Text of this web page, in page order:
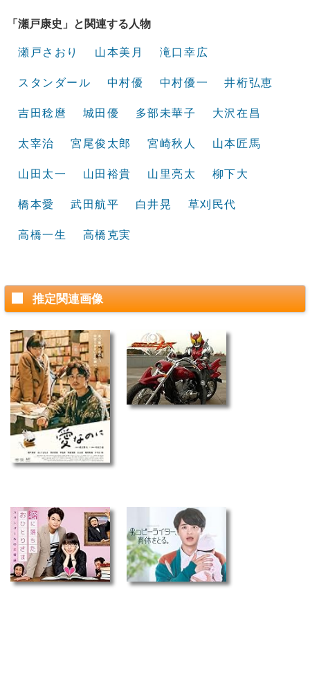
「瀬戸康史」と関連する人物
瀬戸さおり 山本美月 滝口幸広
スタンダール 中村優 中村優一 井桁弘恵
吉田稔麿 城田優 多部未華子 大沢在昌
太宰治 宮尾俊太郎 宮崎秋人 山本匠馬
山田太一 山田裕貴 山里亮太 柳下大
橋本愛 武田航平 白井晃 草刈民代
高橋一生 高橋克実
推定関連画像